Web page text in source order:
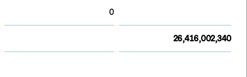
0
26,416,002,340